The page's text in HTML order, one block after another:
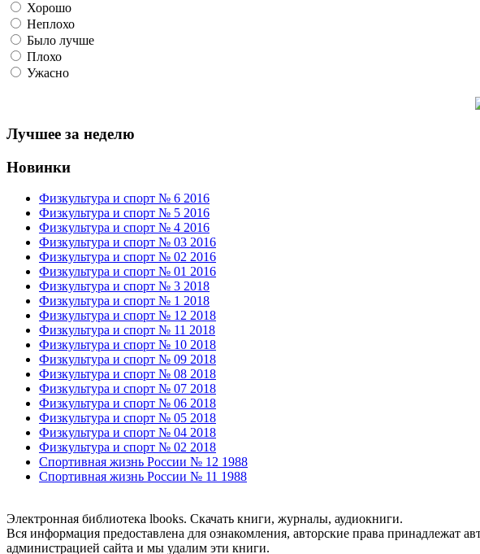
Хорошо
Неплохо
Было лучше
Плохо
Ужасно
Лучшее за неделю
Новинки
Физкультура и спорт № 6 2016
Физкультура и спорт № 5 2016
Физкультура и спорт № 4 2016
Физкультура и спорт № 03 2016
Физкультура и спорт № 02 2016
Физкультура и спорт № 01 2016
Физкультура и спорт № 3 2018
Физкультура и спорт № 1 2018
Физкультура и спорт № 12 2018
Физкультура и спорт № 11 2018
Физкультура и спорт № 10 2018
Физкультура и спорт № 09 2018
Физкультура и спорт № 08 2018
Физкультура и спорт № 07 2018
Физкультура и спорт № 06 2018
Физкультура и спорт № 05 2018
Физкультура и спорт № 04 2018
Физкультура и спорт № 02 2018
Спортивная жизнь России № 12 1988
Спортивная жизнь России № 11 1988
Электронная библиотека lbooks. Скачать книги, журналы, аудиокниги.
Вся информация предоставлена для ознакомления, авторские права принадлежат
администрацией сайта и мы удалим эти книги.